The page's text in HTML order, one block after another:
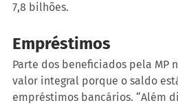
7,8 bilhões.
Empréstimos
Parte dos beneficiados pela MP
valor integral porque o saldo
empréstimos bancários. “Além